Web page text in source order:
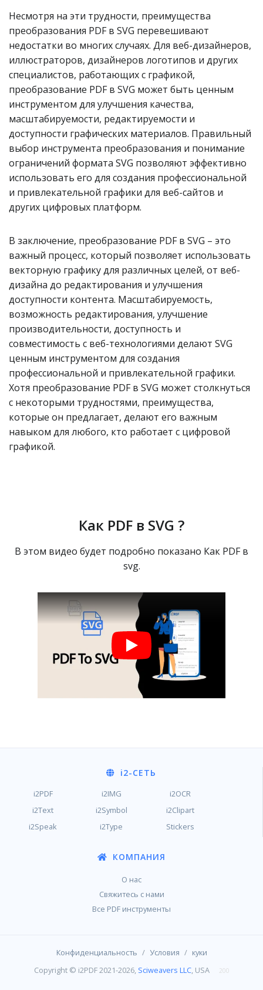
Несмотря на эти трудности, преимущества
преобразования PDF в SVG перевешивают
недостатки во многих случаях. Для веб-дизайнеров,
иллюстраторов, дизайнеров логотипов и других
специалистов, работающих с графикой,
преобразование PDF в SVG может быть ценным
инструментом для улучшения качества,
масштабируемости, редактируемости и
доступности графических материалов. Правильный
выбор инструмента преобразования и понимание
ограничений формата SVG позволяют эффективно
использовать его для создания профессиональной
и привлекательной графики для веб-сайтов и
других цифровых платформ.
В заключение, преобразование PDF в SVG – это
важный процесс, который позволяет использовать
векторную графику для различных целей, от веб-
дизайна до редактирования и улучшения
доступности контента. Масштабируемость,
возможность редактирования, улучшение
производительности, доступность и
совместимость с веб-технологиями делают SVG
ценным инструментом для создания
профессиональной и привлекательной графики.
Хотя преобразование PDF в SVG может столкнуться
с некоторыми трудностями, преимущества,
которые он предлагает, делают его важным
навыком для любого, кто работает с цифровой
графикой.
Как PDF в SVG ?
В этом видео будет подробно показано Как PDF в
svg.
i2-СЕТЬ
i2PDF i2IMG
i2OCR
i2Text
i2Symbol
i2Clipart
i2Speak
i2Type Stickers
КОМПАНИЯ
О нас
Свяжитесь с нами
Все PDF инструменты
Конфиденциальность / Условия / куки
Copyright © i2PDF 2021-2026, Sciweavers LLC, USA 200